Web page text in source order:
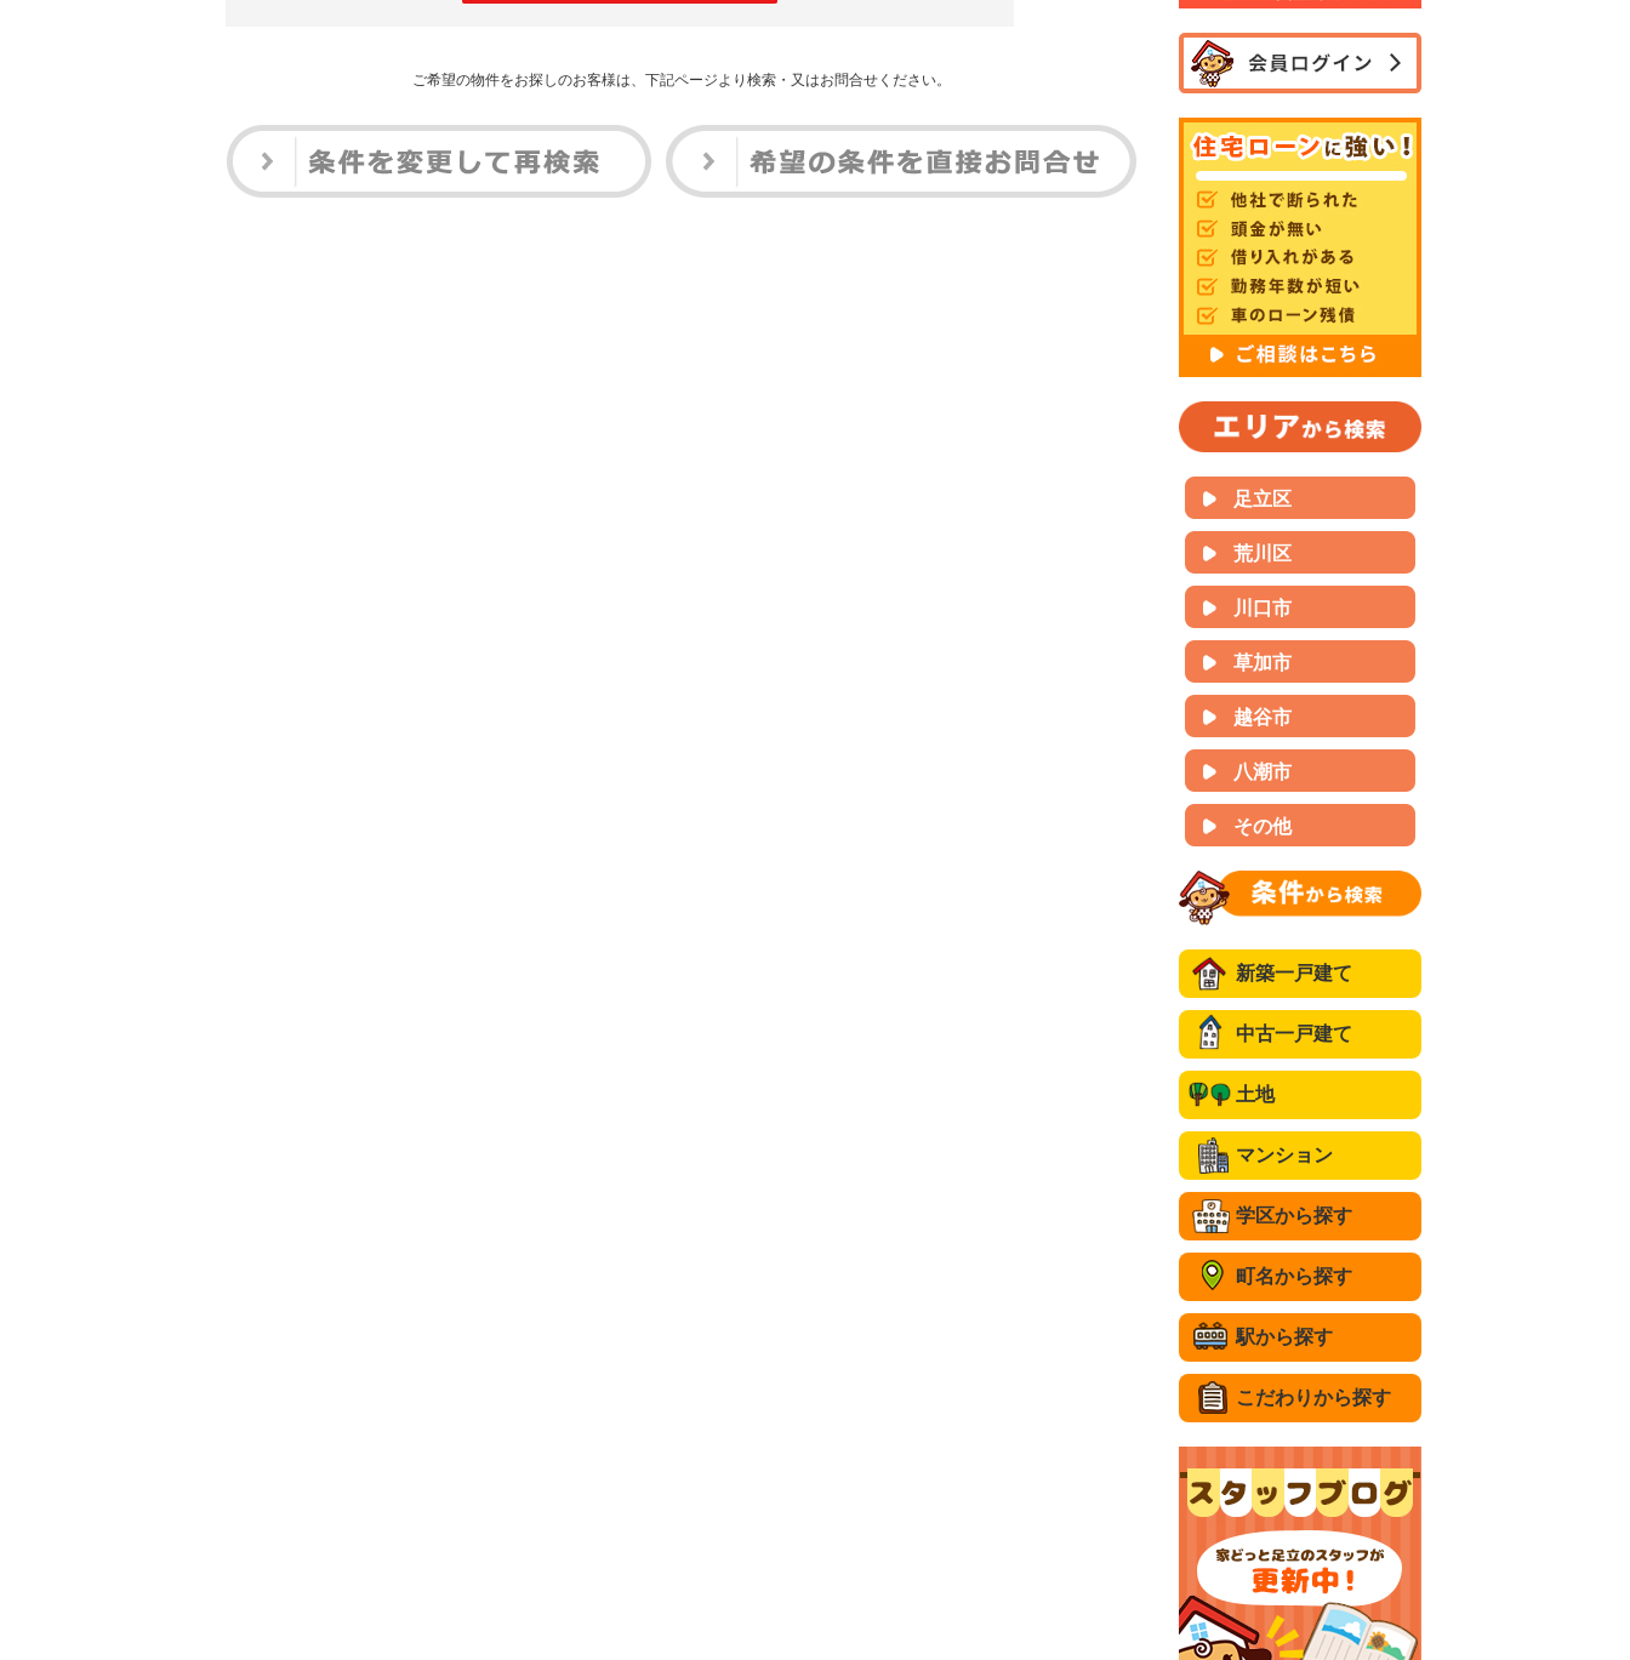
ご希望の物件をお探しのお客様は、下記ページより検索・又はお問合せください。
足立区
荒川区
川口市
草加市
越谷市
八潮市
その他
新築一戸建て
中古一戸建て
土地
マンション
学区から探す
町名から探す
駅から探す
こだわりから探す